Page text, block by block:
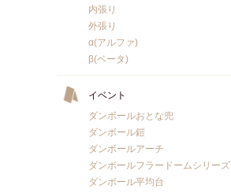
内張り
外張り
α(アルファ)
β(ベータ)
イベント
ダンボールおとな兜
ダンボール鎧
ダンボールアーチ
ダンボールフラードームシリーズ
ダンボール平均台